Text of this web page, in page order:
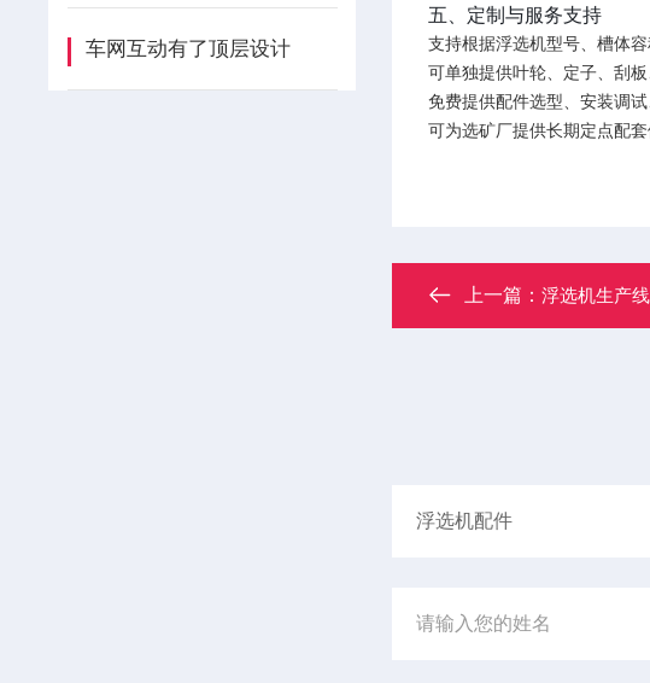
车网互动有了顶层设计
五、定制与服务支持
支持根据浮选机型号、槽体
可单独提供叶轮、定子、刮
免费提供配件选型、安装调
可为选矿厂提供长期定点配
上一篇：浮选机生产